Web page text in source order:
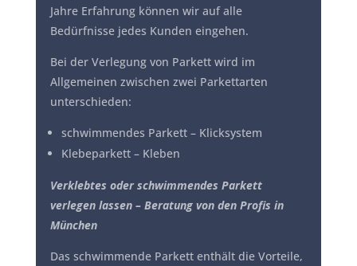
Jahre Erfahrung können wir auf alle
Bedürfnisse jedes Kunden eingehen.
Bei der Verlegung von Parkett wird im
Allgemeinen zwischen zwei Parkettarten
unterschieden:
schwimmendes Parkett – Klicksystem
Klebeparkett – Kleben
Verklebtes oder schwimmendes Parkett
verlegen lassen – Beratung von den Profis in
München
Das schwimmende Parkett enthält die Vorteile,